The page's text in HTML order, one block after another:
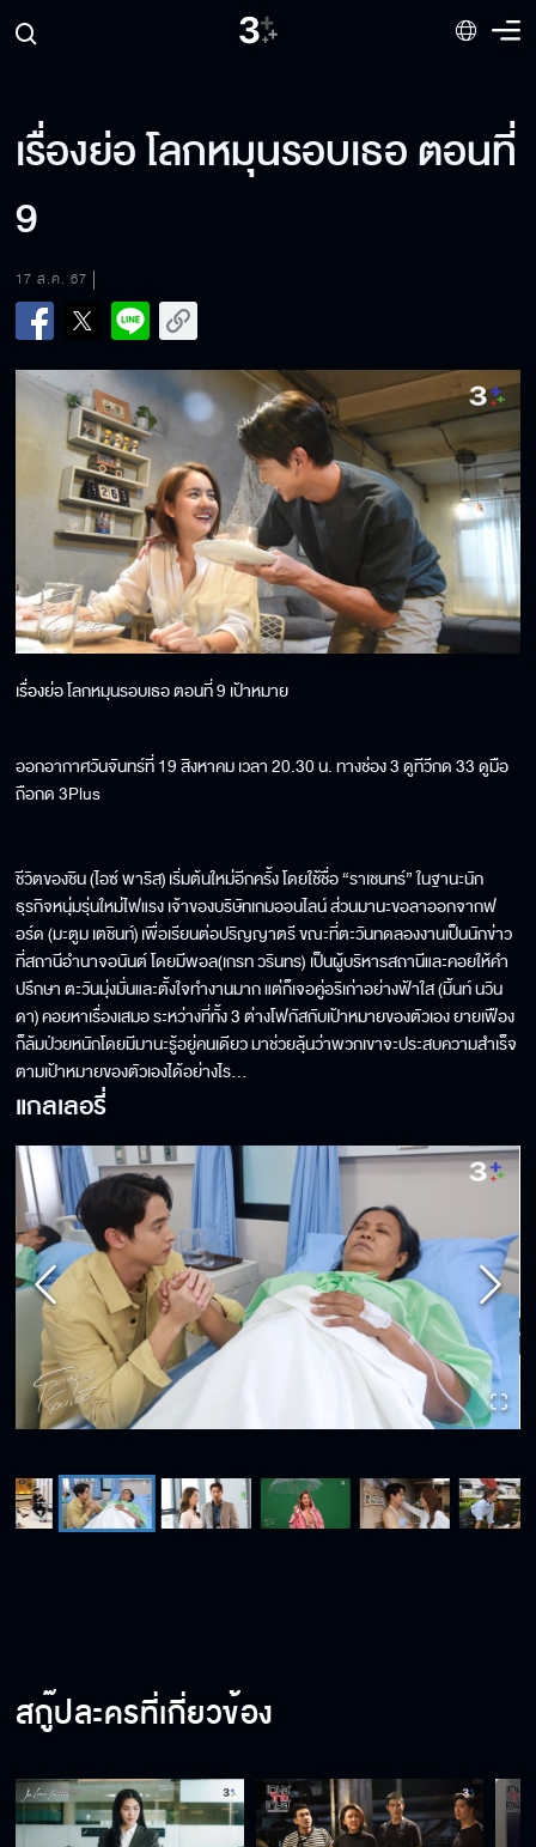
เรื่องย่อ โลกหมุนรอบเธอ ตอนที่
9
17 ส.ค. 67
เรื่องย่อ โลกหมุนรอบเธอ ตอนที่ 9 เป้าหมาย
ออกอากาศวันจันทร์ที่ 19 สิงหาคม เวลา 20.30 น. ทางช่อง 3 ดูทีวีกด 33 ดูมือ
ถือกด 3Plus
ชีวิตของชิน(ไอซ์พาริส)เริ่มต้นใหม่อีกครั้งโดยใช้ชื่อ“ราเชนทร์”ในฐานะนัก
ธุรกิจหนุ่มรุ่นใหม่ไฟแรงเจ้าของบริษัทเกมออนไลน์ส่วนมานะขอลาออกจากฟ
อร์ด(มะตูมเตชินท์)เพื่อเรียนต่อปริญญาตรีขณะที่ตะวันทดลองงานเป็นนักข่าว
ที่สถานีอำนาจอนันต์โดยมีพอล(เกรทวรินทร) เป็นผู้บริหารสถานีและคอยให้คำ
ปรึกษาตะวันมุ่งมั่นและตั้งใจทำงานมากแต่ก็เจอคู่อริเก่าอย่างฟ้าใส(มิ้นท์นวิน
ดา)คอยหาเรื่องเสมอระหว่างที่ทั้ง3ต่างโฟกัสกับเป้าหมายของตัวเองยายเฟือง
ก็ล้มป่วยหนักโดยมีมานะรู้อยู่คนเดียวมาช่วยลุ้นว่าพวกเขาจะประสบความสำเร็จ
ตามเป้าหมายของตัวเองได้อย่างไร...
แกลเลอรี่
สกู๊ปละครที่เกี่ยวข้อง